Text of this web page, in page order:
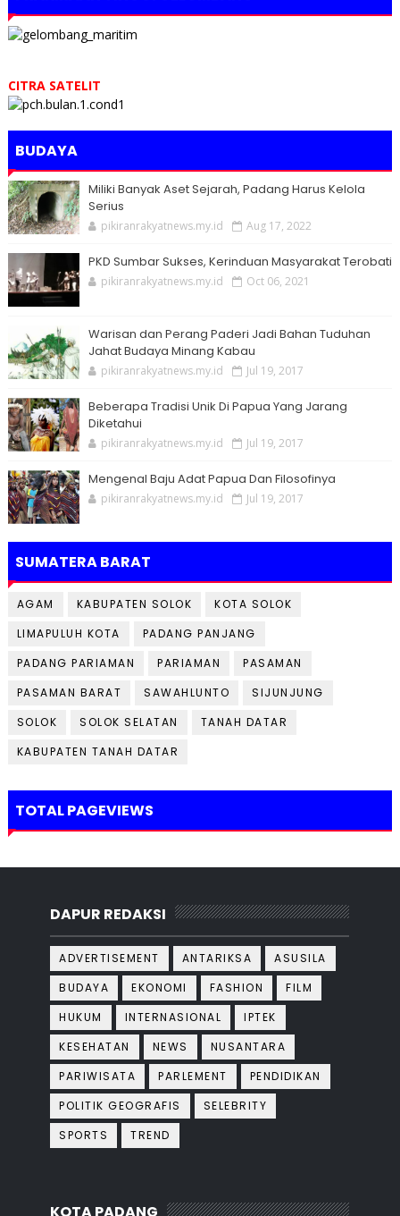
CITRA SATELIT
BUDAYA
Miliki Banyak Aset Sejarah, Padang Harus Kelola
Serius
pikiranrakyatnews.my.id Aug 17, 2022
PKD Sumbar Sukses, Kerinduan Masyarakat Terobati
pikiranrakyatnews.my.id Oct 06, 2021
Warisan dan Perang Paderi Jadi Bahan Tuduhan
Jahat Budaya Minang Kabau
pikiranrakyatnews.my.id Jul 19, 2017
Beberapa Tradisi Unik Di Papua Yang Jarang
Diketahui
pikiranrakyatnews.my.id Jul 19, 2017
Mengenal Baju Adat Papua Dan Filosofinya
pikiranrakyatnews.my.id Jul 19, 2017
SUMATERA BARAT
AGAM KABUPATEN SOLOK
KOTA SOLOK
LIMAPULUH KOTA
PADANG PANJANG
PADANG PARIAMAN
PARIAMAN
PASAMAN
PASAMAN BARAT
SAWAHLUNTO
SIJUNJUNG
SOLOK
SOLOK SELATAN
TANAH DATAR
KABUPATEN TANAH DATAR
TOTAL PAGEVIEWS
DAPUR REDAKSI
ADVERTISEMENT ANTARIKSA
ASUSILA
BUDAYA
EKONOMI FASHION
FILM
HUKUM
INTERNASIONAL
IPTEK
KESEHATAN
NEWS
NUSANTARA
PARIWISATA
PARLEMENT
PENDIDIKAN
POLITIK GEOGRAFIS
SELEBRITY
SPORTS
TREND